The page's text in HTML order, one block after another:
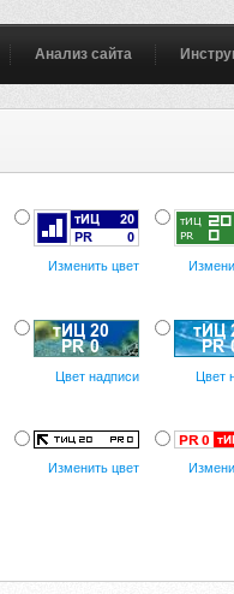
Анализ сайта
Изменить цвет
Цвет надписи Цвет
Изменить цвет